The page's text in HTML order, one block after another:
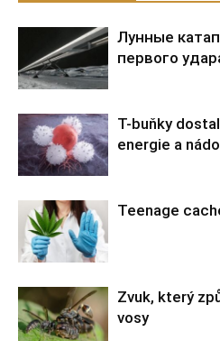
Лунные
первого
T-buňky
energie a
Teenage
Zvuk, který
vosy